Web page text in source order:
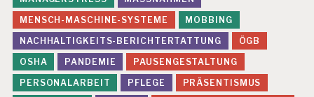
MENSCH-MASCHINE-SYSTEME
MOBBING
NACHHALTIGKEITS-BERICHTERTATTUNG
ÖGB
OSHA
PANDEMIE
PAUSENGESTALTUNG
PERSONALARBEIT
PFLEGE
PRÄSENTISMUS